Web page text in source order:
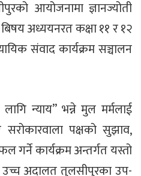
आयोजनामा ज्ञानज्योती
अध्ययनरत कक्षा ११ र १२
संवाद कार्यक्रम सञ्चालन
न्याय” भन्ने मुल मर्मलाई
सरोकारवाला पक्षको सुझाव,
गर्ने कार्यक्रम अन्तर्गत यस्तो
उच्च अदालत तुलसीपुरका उप-